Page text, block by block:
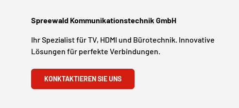
Spreewald Kommunikationstechnik GmbH
Ihr Spezialist für TV, HDMI und Bürotechnik. Innovative
Lösungen für perfekte Verbindungen.
KONKTAKTIEREN SIE UNS